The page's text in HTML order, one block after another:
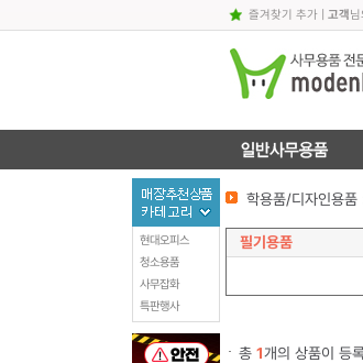
즐겨찾기 추가| 고객
학용품/디자인용품
필기용품
총 1개의 상품이 등
현대오피스
청소용품
사무잡화
특판행사